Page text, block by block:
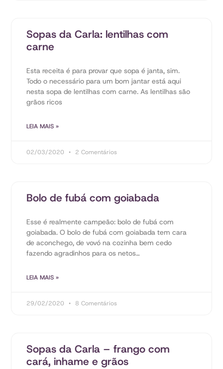
Sopas da Carla: lentilhas com
carne
Esta receita é para provar que sopa é janta, sim.
Todo o necessário para um bom jantar está aqui
nesta sopa de lentilhas com carne. As lentilhas são
grãos ricos
LEIA MAIS »
02/03/2020 2 Comentários
Bolo de fubá com goiabada
Esse é realmente campeão: bolo de fubá com
goiabada. O bolo de fubá com goiabada tem cara
de aconchego, de vovó na cozinha bem cedo
fazendo agradinhos para os netos…
LEIA MAIS »
29/02/2020 8 Comentários
Sopas da Carla – frango com
cará, inhame e grãos